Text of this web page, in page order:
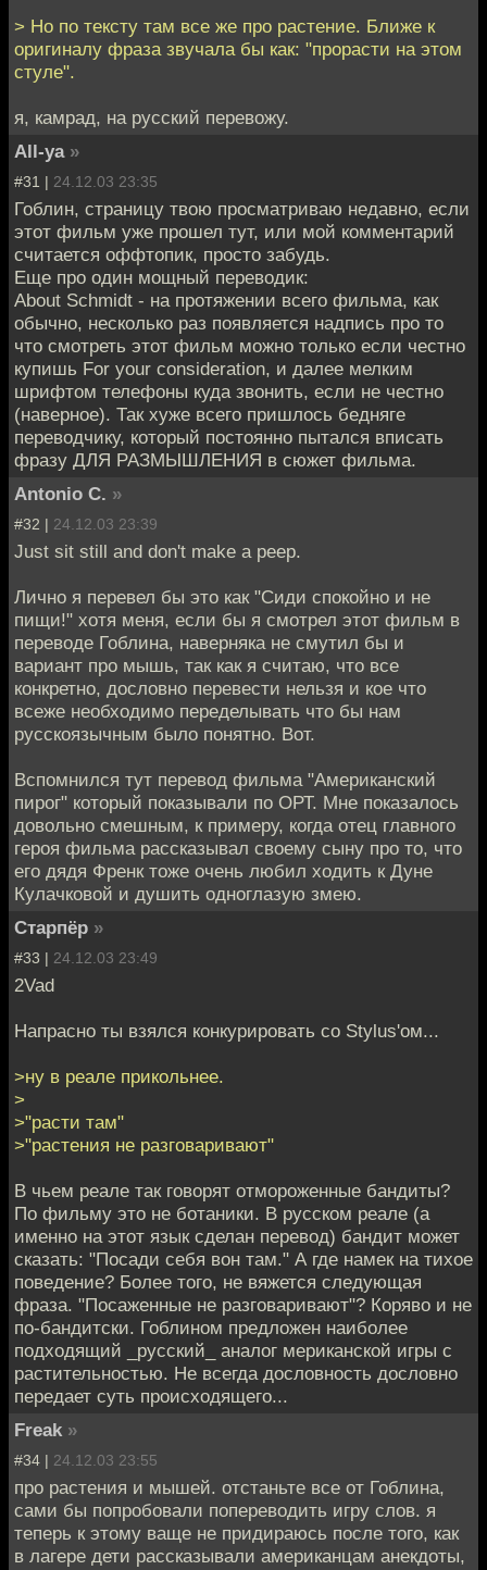
> Но по тексту там все же про растение. Ближе к
оригиналу фраза звучала бы как: "прорасти на этом
стуле".
я, камрад, на русский перевожу.
All-ya »
#31 | 24.12.03 23:35
Гоблин, страницу твою просматриваю недавно, если
этот фильм уже прошел тут, или мой комментарий
считается оффтопик, просто забудь.
Еще про один мощный переводик:
About Schmidt - на протяжении всего фильма, как
обычно, несколько раз появляется надпись про то
что смотреть этот фильм можно только если честно
купишь For your consideration, и далее мелким
шрифтом телефоны куда звонить, если не честно
(наверное). Так хуже всего пришлось бедняге
переводчику, который постоянно пытался вписать
фразу ДЛЯ РАЗМЫШЛЕНИЯ в сюжет фильма.
Antonio С. »
#32 | 24.12.03 23:39
Just sit still and don't make a peep.
Лично я перевел бы это как "Сиди спокойно и не
пищи!" хотя меня, если бы я смотрел этот фильм в
переводе Гоблина, наверняка не смутил бы и
вариант про мышь, так как я считаю, что все
конкретно, дословно перевести нельзя и кое что
всеже необходимо переделывать что бы нам
русскоязычным было понятно. Вот.
Вспомнился тут перевод фильма "Американский
пирог" который показывали по ОРТ. Мне показалось
довольно смешным, к примеру, когда отец главного
героя фильма рассказывал своему сыну про то, что
его дядя Френк тоже очень любил ходить к Дуне
Кулачковой и душить одноглазую змею.
Старпёр »
#33 | 24.12.03 23:49
2Vad
Напрасно ты взялся конкурировать со Stylus'ом...
>ну в реале прикольнее.
>
>"расти там"
>"растения не разговаривают"
В чьем реале так говорят отмороженные бандиты?
По фильму это не ботаники. В русском реале (а
именно на этот язык сделан перевод) бандит может
сказать: "Посади себя вон там." А где намек на тихое
поведение? Более того, не вяжется следующая
фраза. "Посаженные не разговаривают"? Коряво и не
по-бандитски. Гоблином предложен наиболее
подходящий _русский_ аналог мериканской игры с
растительностью. Не всегда дословность дословно
передает суть происходящего...
Freak »
#34 | 24.12.03 23:55
про растения и мышей. отстаньте все от Гоблина,
сами бы попробовали попереводить игру слов. я
теперь к этому ваще не придираюсь после того, как
в лагере дети рассказывали американцам анекдоты,